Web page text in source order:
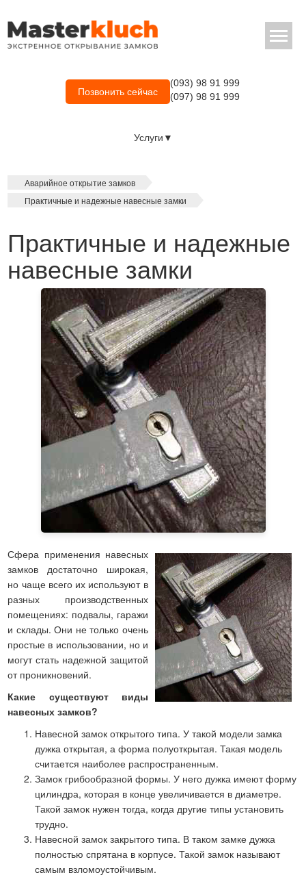
(093) 98 91 999
(097) 98 91 999
Позвонить сейчас
Услуги▼
Аварийное открытие замков
Практичные и надежные навесные замки
Практичные и надежные
навесные замки
Сфера применения навесных
замков достаточно широкая,
но чаще всего их используют в
разных производственных
помещениях: подвалы, гаражи
и склады. Они не только очень
простые в использовании, но и
могут стать надежной защитой
от проникновений.
Какие существуют виды
навесных замков?
Навесной замок открытого типа. У такой модели замка
дужка открытая, а форма полуоткрытая. Такая модель
считается наиболее распространенным.
Замок грибообразной формы. У него дужка имеют форму
цилиндра, которая в конце увеличивается в диаметре.
Такой замок нужен тогда, когда другие типы установить
трудно.
Навесной замок закрытого типа. В таком замке дужка
полностью спрятана в корпусе. Такой замок называют
самым взломоустойчивым.